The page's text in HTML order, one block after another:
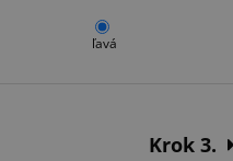
ľavá
Krok 3.